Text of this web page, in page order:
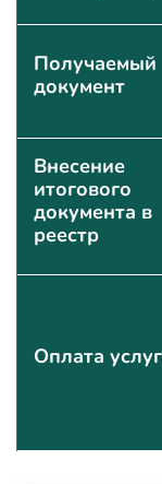
Получаемый
документ
Внесение
итогового
документа в
реестр
Оплата услуг